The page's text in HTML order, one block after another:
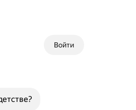
Войти